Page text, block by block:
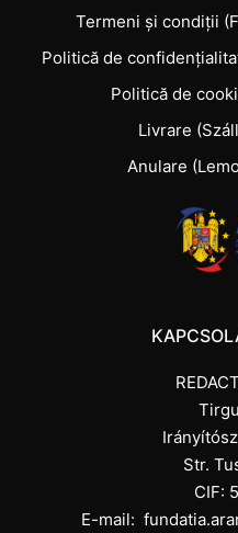
Termeni și condiții
Politică de
Politică de
Livrare
Anulare
Str.
CIF:
E-mail: